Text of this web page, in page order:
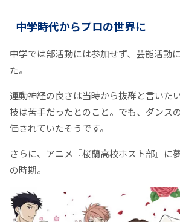
中学時代からプロの世界に
中学では部活動には参加せず、芸能活動
た。
運動神経の良さは当時から抜群と言いた
技は苦手だったとのこと。でも、ダンス
価されていたそうです。
さらに、アニメ『桜蘭高校ホスト部』に
の時期。